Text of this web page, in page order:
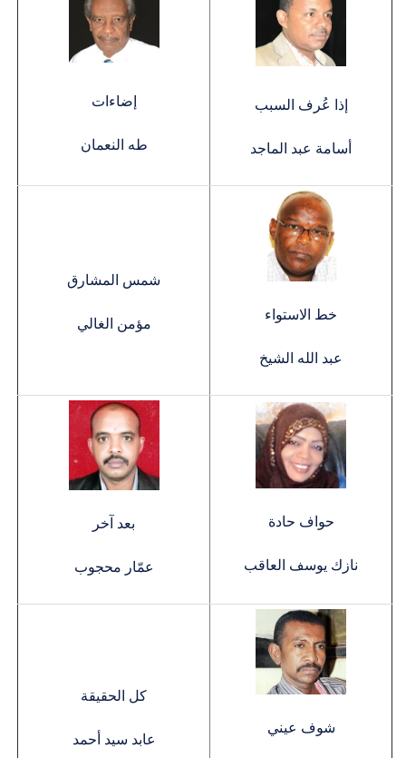
إذا عُرف السبب
أسامة عبد الماجد
إضاءات
طه النعمان
خط الاستواء
عبد الله الشيخ
شمس المشارق
مؤمن الغالي
حواف حادة
نازك يوسف العاقب
بعد آخر
عمّار محجوب
شوف عيني
كل الحقيقة
عابد سيد أحمد